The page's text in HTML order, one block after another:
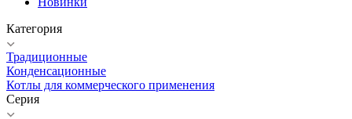
Категория
Традиционные
Конденсационные
Котлы для коммерческого применения
Серия